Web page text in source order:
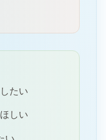
たい
しい